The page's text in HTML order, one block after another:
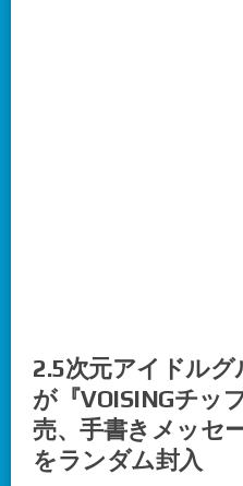
2.5次元アイドルグ
が『VOISINGチッ
売、手書きメッセ
をランダム封入